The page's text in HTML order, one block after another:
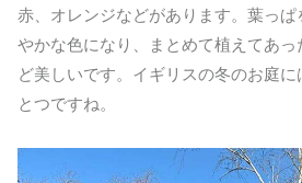
赤、オレンジなどがあります。葉っ
やかな色になり、まとめて植えてあ
ど美しいです。イギリスの冬のお庭
とつですね。